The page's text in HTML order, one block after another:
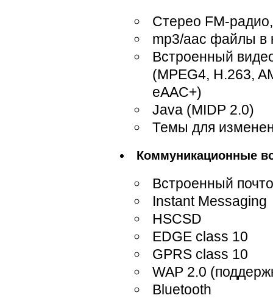
Стерео FM-
mp3/aac файлы в
Встроенный
(MPEG4, H.263,
eAAC+)
Java (MIDP 2.0)
Темы для
Коммуникационные
Встроенный
Instant Messaging
HSCSD
EDGE class 10
GPRS class 10
WAP 2.0
Bluetooth